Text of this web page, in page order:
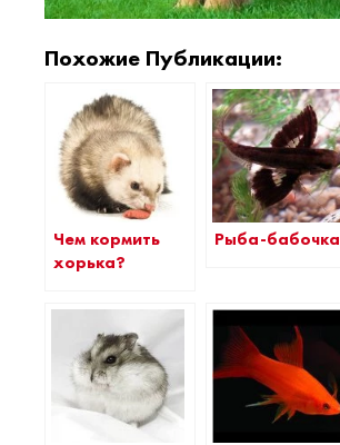
Похожие Публикации:
Чем кормить
хорька?
Рыба-бабочка